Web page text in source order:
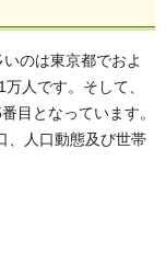
のは東京都でおよ
人です。そして、
目となっています。
、人口動態及び世帯